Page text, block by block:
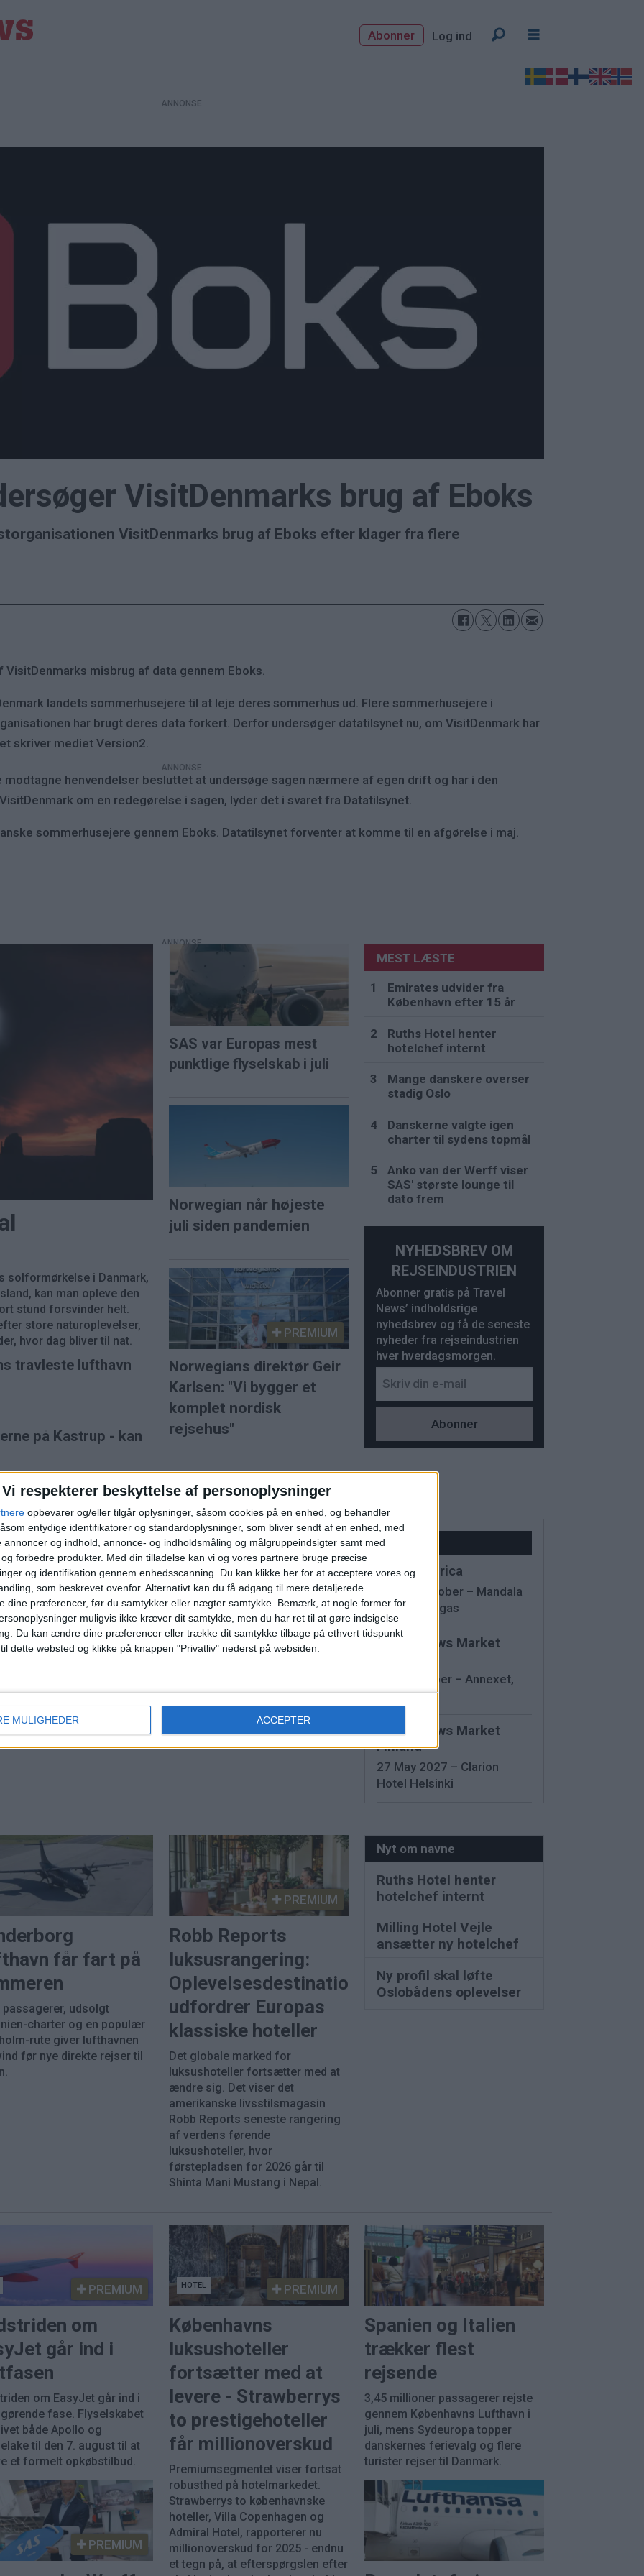
Vi respekterer beskyttelse af personoplysninger
opbevarer og/eller tilgår oplysninger, såsom cookies på en enhed, og behandler
entydige identifikatorer og standardoplysninger, som bliver sendt af en enhed, med
annoncer og indhold, annonce- og indholdsmåling og målgruppeindsigter samt med
forbedre produkter. Med din tilladelse kan vi og vores partnere bruge præcise
og identifikation gennem enhedsscanning. Du kan klikke her for at acceptere vores og
som beskrevet ovenfor. Alternativt kan du få adgang til mere detaljerede
dine præferencer, før du samtykker eller nægter samtykke. Bemærk, at nogle former for
muligvis ikke kræver dit samtykke, men du har ret til at gøre indsigelse
Du kan ændre dine præferencer eller trække dit samtykke tilbage på ethvert tidspunkt
dette websted og klikke på knappen "Privatliv" nederst på websiden.
MULIGHEDER ACCEPTER
Abonner Log ind
VisitDenmarks brug af Eboks
VisitDenmarks brug af Eboks efter klager fra flere
misbrug af data gennem Eboks.
landets sommerhusejere til at leje deres sommerhus ud. Flere sommerhusejere i
har brugt deres data forkert. Derfor undersøger datatilsynet nu, om VisitDenmark har
skriver mediet Version2.
modtagne henvendelser besluttet at undersøge sagen nærmere af egen drift og har i den
om en redegørelse i sagen, lyder det i svaret fra Datatilsynet.
sommerhusejere gennem Eboks. Datatilsynet forventer at komme til en afgørelse i maj.
solformørkelse i Danmark,
kan man opleve den
stund forsvinder helt.
store naturoplevelser,
hvor dag bliver til nat.
travleste lufthavn
på Kastrup - kan
SAS var Europas mest
punktlige flyselskab i juli
Norwegian når højeste
juli siden pandemien
PREMIUM
Norwegians direktør Geir
Karlsen: "Vi bygger et
komplet nordisk
rejsehus"
MEST LÆSTE
Emirates udvider fra
København efter 15 år
Ruths Hotel henter
hotelchef internt
Mange danskere overser
stadig Oslo
Danskerne valgte igen
charter til sydens topmål
Anko van der Werff viser
SAS' største lounge til
dato frem
NYHEDSBREV OM
REJSEINDUSTRIEN
Abonner gratis på Travel
News’ indholdsrige
nyhedsbrev og få de seneste
nyheder fra rejseindustrien
hver hverdagsmorgen.
Hotel henter
internt
på tværs af
Hotel.
ARRANGØR
Danskerne valgte
igen charter til
Mallorca topper endnu en
sommer hos Spies, der melder
om rekordjuli, fyldte fly og en klar
tendens til senere booking.
Kalender
IMEX America
13 - 15 October – Mandala
Bay, Las Vegas
Travel News Market
12 November – Annexet,
Stockholm
Travel News Market
Finland
27 May 2027 – Clarion
Hotel Helsinki
får fart på
passagerer, udsolgt
charter og en populær
rute giver lufthavnen
før nye direkte rejser til
PREMIUM
Robb Reports
luksusrangering:
Oplevelsesdestinationer
udfordrer Europas
klassiske hoteller
Det globale marked for
luksushoteller fortsætter med at
ændre sig. Det viser det
amerikanske livsstilsmagasin
Robb Reports seneste rangering
af verdens førende
luksushoteller, hvor
førstepladsen for 2026 går til
Shinta Mani Mustang i Nepal.
Nyt om navne
Ruths Hotel henter
hotelchef internt
Milling Hotel Vejle
ansætter ny hotelchef
Ny profil skal løfte
Oslobådens oplevelser
PREMIUM
om
går ind i
om EasyJet går ind i
fase. Flyselskabet
både Apollo og
til den 7. august til at
et formelt opkøbstilbud.
PREMIUM
HOTEL PREMIUM
Københavns
luksushoteller
fortsætter med at
levere - Strawberrys
to prestigehoteller
får millionoverskud
Premiumsegmentet viser fortsat
robusthed på hotelmarkedet.
Strawberrys to københavnske
hoteller, Villa Copenhagen og
Admiral Hotel, rapporterer nu
millionoverskud for 2025 - endnu
et tegn på, at efterspørgslen efter
Spanien og Italien
trækker flest
rejsende
3,45 millioner passagerer rejste
gennem Københavns Lufthavn i
juli, mens Sydeuropa topper
danskernes ferievalg og flere
turister rejser til Danmark.